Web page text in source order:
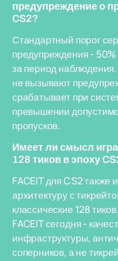
предупреждение о
CS2?
Стандартный порог
предупреждения -
за период
не вызывают
срабатывает при
превышении
пропусков.
Имеет ли смысл
128 тиков в эпоху
FACEIT для CS2 также
архитектуру с
классические 128
FACEIT сегодня -
инфраструктуры,
соперников, а не